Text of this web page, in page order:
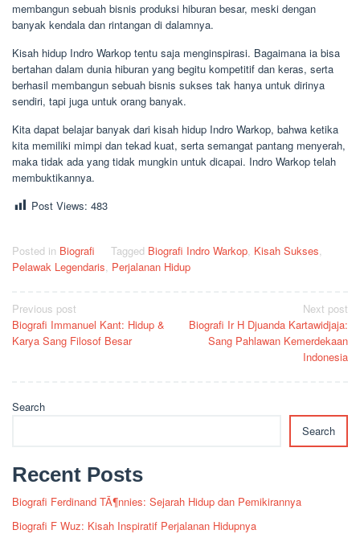
membangun sebuah bisnis produksi hiburan besar, meski dengan
banyak kendala dan rintangan di dalamnya.
Kisah hidup Indro Warkop tentu saja menginspirasi. Bagaimana ia bisa
bertahan dalam dunia hiburan yang begitu kompetitif dan keras, serta
berhasil membangun sebuah bisnis sukses tak hanya untuk dirinya
sendiri, tapi juga untuk orang banyak.
Kita dapat belajar banyak dari kisah hidup Indro Warkop, bahwa ketika
kita memiliki mimpi dan tekad kuat, serta semangat pantang menyerah,
maka tidak ada yang tidak mungkin untuk dicapai. Indro Warkop telah
membuktikannya.
Post Views: 483
Posted in Biografi Tagged Biografi Indro Warkop, Kisah Sukses,
Pelawak Legendaris, Perjalanan Hidup
Post
navigation
Previous post
Biografi Immanuel Kant: Hidup &
Karya Sang Filosof Besar
Next post
Biografi Ir H Djuanda Kartawidjaja:
Sang Pahlawan Kemerdekaan
Indonesia
Search
Search
Recent Posts
Biografi Ferdinand TÃ¶nnies: Sejarah Hidup dan Pemikirannya
Biografi F Wuz: Kisah Inspiratif Perjalanan Hidupnya